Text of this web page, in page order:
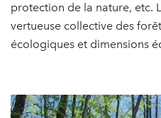
protection de la nature, etc.
vertueuse collective des
écologiques et dimensions